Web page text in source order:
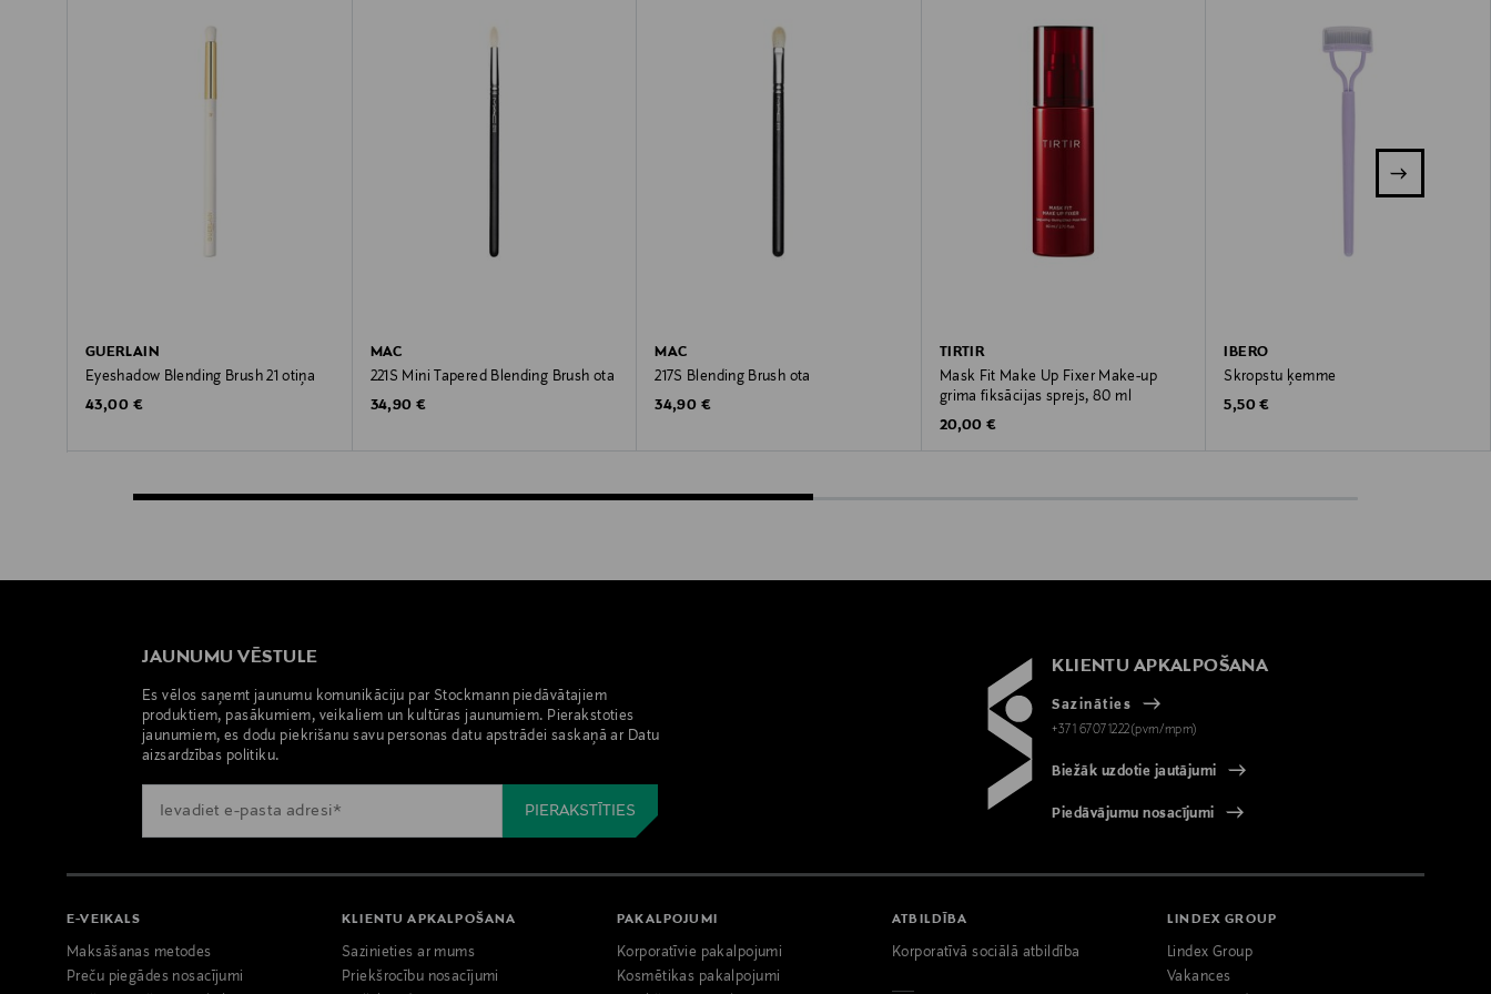
GUERLAIN
Eyeshadow Blending Brush 21 otiņa
Original Price
43,00 €
MAC
221S Mini Tapered Blending Brush ota
Original Price
34,90 €
MAC
217S Blending Brush ota
Original Price
34,90 €
TIRTIR
Mask Fit Make Up Fixer Make-up
grima fiksācijas sprejs, 80 ml
Original Price
20,00 €
IBERO
Skropstu ķemme
Original Price
5,50 €
JAUNUMU VĒSTULE
Es vēlos saņemt jaunumu komunikāciju par Stockmann piedāvātajiem
produktiem, pasākumiem, veikaliem un kultūras jaunumiem. Pierakstoties
jaunumiem, es dodu piekrišanu savu personas datu apstrādei saskaņā ar Datu
aizsardzības politiku.
KLIENTU APKALPOŠANA
Sazināties
+371 67071222(pvm/mpm)
Biežāk uzdotie jautājumi
Piedāvājumu nosacījumi
E-VEIKALS
Maksāšanas metodes
Preču piegādes nosacījumi
KLIENTU APKALPOŠANA
Sazinieties ar mums
Priekšrocību nosacījumi
PAKALPOJUMI
Korporatīvie pakalpojumi
Kosmētikas pakalpojumi
ATBILDĪBA
Korporatīvā sociālā atbildība
LINDEX GROUP
Lindex Group
Vakances